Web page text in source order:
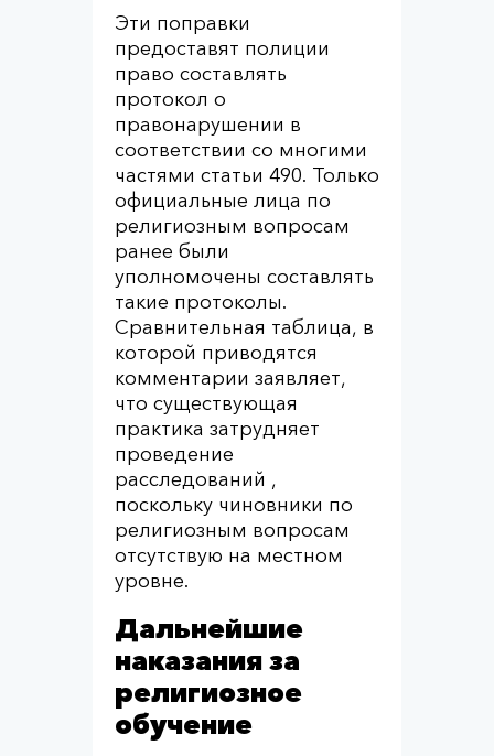
Эти поправки
предоставят полиции
право составлять
протокол о
правонарушении в
соответствии со многими
частями статьи 490. Только
официальные лица по
религиозным вопросам
ранее были
уполномочены составлять
такие протоколы.
Сравнительная таблица, в
которой приводятся
комментарии заявляет,
что существующая
практика затрудняет
проведение
расследований ,
поскольку чиновники по
религиозным вопросам
отсутствую на местном
уровне.
Дальнейшие
наказания за
религиозное
обучение